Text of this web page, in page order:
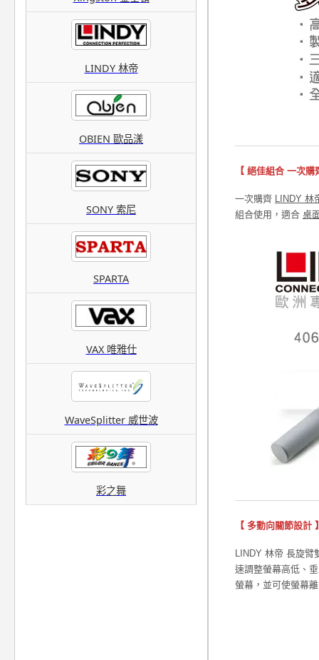
LINDY 林帝
OBIEN 歐品漾
SONY 索尼
SPARTA
VAX 唯雅仕
WaveSplitter 威世波
彩之舞
【 絕佳組合 一次購
一次購齊 LINDY 林
組合使用，適合 桌
【 多動向關節設計
LINDY 林帝 長旋
速調整螢幕高低、
螢幕，並可使螢幕